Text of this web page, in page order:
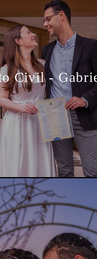
Civil -